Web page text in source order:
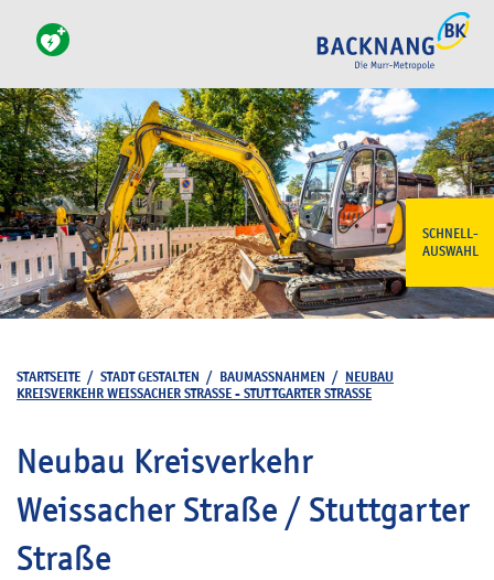
SCHNELL-
AUSWAHL
STARTSEITE / STADT GESTALTEN / BAUMASSNAHMEN / NEUBAU
KREISVERKEHR WEISSACHER STRASSE - STUTTGARTER STRASSE
Neubau Kreisverkehr
Weissacher Straße / Stuttgarter
Straße